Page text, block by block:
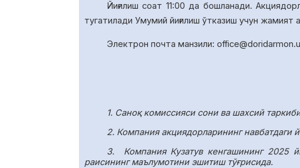
Йиғилиш соат 11:00 да бошланади.
тугатилади Умумий йиғилиш ўтказиш учун жамият
Электрон почта манзили: office@doridarmon.
1. Саноқ комиссияси сони ва шахсий
2. Компания акциядорларининг
3.
Компания Кузатув кенгашининг 2025
раисининг маълумотини эшитиш тўғрисида.